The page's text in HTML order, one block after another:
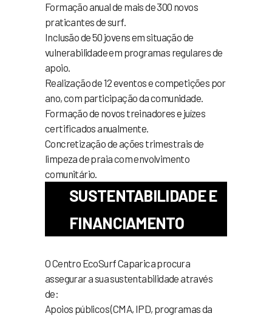
Formação anual de mais de 300 novos
praticantes de surf.
Inclusão de 50 jovens em situação de
vulnerabilidade em programas regulares de
apoio.
Realização de 12 eventos e competições por
ano, com participação da comunidade.
Formação de novos treinadores e juízes
certificados anualmente.
Concretização de ações trimestrais de
limpeza de praia com envolvimento
comunitário.
SUSTENTABILIDADE E
FINANCIAMENTO
O Centro EcoSurf Caparica procura
assegurar a sua sustentabilidade através
de:
Apoios públicos (CMA, IPD, programas da